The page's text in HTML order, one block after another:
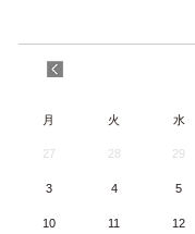
月 火 水
27 28 29
3 4 5
10 11 12